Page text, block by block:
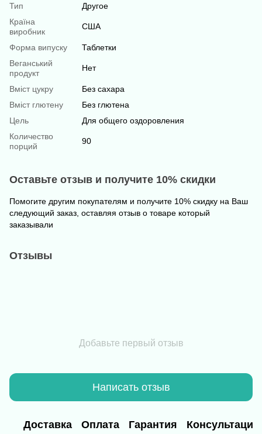
Тип
Другое
Країна
виробник
США
Форма випуску
Таблетки
Веганський
продукт
Нет
Вміст цукру
Без сахара
Вміст глютену
Без глютена
Цель
Для общего оздоровления
Количество
порций
90
Оставьте отзыв и получите 10% скидки
Помогите другим покупателям и получите 10% скидку на Ваш
следующий заказ, оставляя отзыв о товаре который
заказывали
Отзывы
Добавьте первый отзыв
Написать отзыв
Доставка Оплата Гарантия Консультация